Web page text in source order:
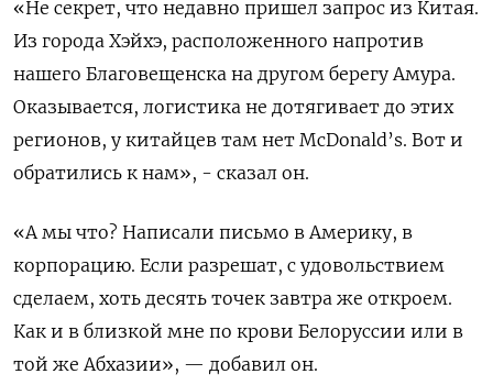
«Не секрет, что недавно пришел запрос из Китая.
Из города Хэйхэ, расположенного напротив
нашего Благовещенска на другом берегу Амура.
Оказывается, логистика не дотягивает до этих
регионов, у китайцев там нет McDonald’s. Вот и
обратились к нам», - сказал он.
«А мы что? Написали письмо в Америку, в
корпорацию. Если разрешат, с удовольствием
сделаем, хоть десять точек завтра же откроем.
Как и в близкой мне по крови Белоруссии или в
той же Абхазии», — добавил он.